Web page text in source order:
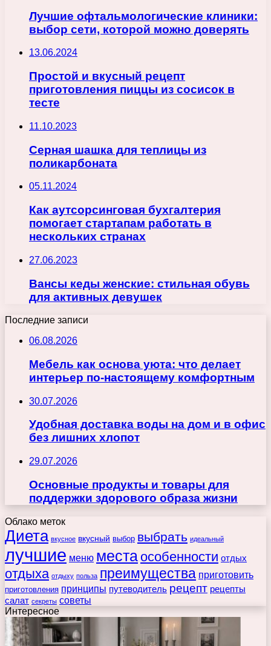
Лучшие офтальмологические клиники:
выбор сети, которой можно доверять
13.06.2024
Простой и вкусный рецепт
приготовления пиццы из сосисок в
тесте
11.10.2023
Серная шашка для теплицы из
поликарбоната
05.11.2024
Как аутсорсинговая бухгалтерия
помогает стартапам работать в
нескольких странах
27.06.2023
Вансы кеды женские: стильная обувь
для активных девушек
Последние записи
06.08.2026
Мебель как основа уюта: что делает
интерьер по-настоящему комфортным
30.07.2026
Удобная доставка воды на дом и в офис
без лишних хлопот
29.07.2026
Основные продукты и товары для
поддержки здорового образа жизни
Облако меток
Диета вкусное вкусный выбор выбрать идеальный
лучшие меню места особенности отдых
отдыха отдыху польза преимущества приготовить
приготовления принципы путеводитель рецепт рецепты
салат секреты советы
Интересное